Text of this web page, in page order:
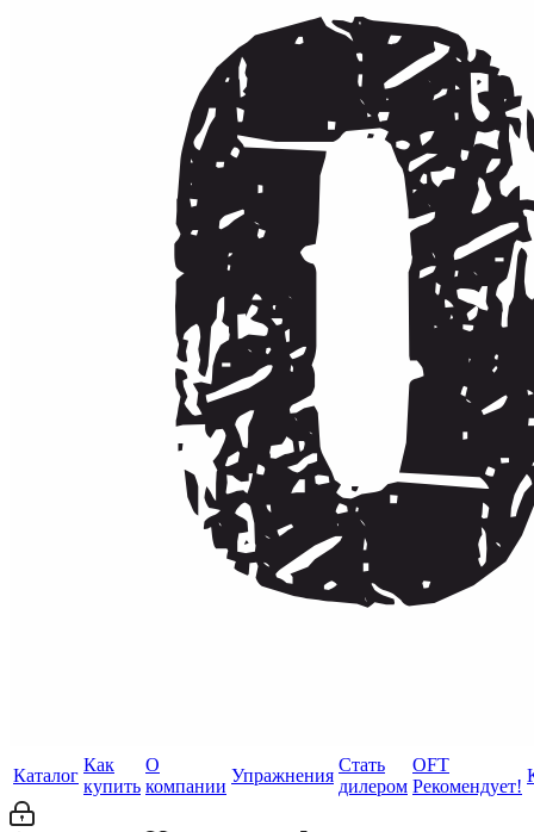
Каталог
Как
купить
О
компании
Упражнения
Стать
дилером
OFT
Рекомендует!